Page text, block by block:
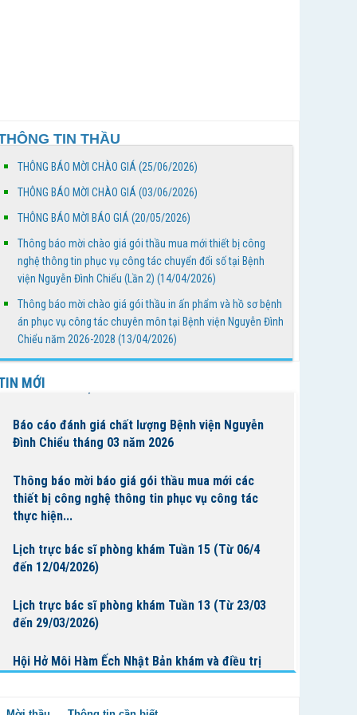
TIN THẦU
THÔNG BÁO MỜI CHÀO GIÁ (25/06/2026)
THÔNG BÁO MỜI CHÀO GIÁ (03/06/2026)
THÔNG BÁO MỜI BÁO GIÁ (20/05/2026)
Thông báo mời chào giá gói thầu mua mới thiết bị công
nghệ thông tin phục vụ công tác chuyển đổi số tại Bệnh
viện Nguyễn Đình Chiểu (Lần 2) (14/04/2026)
Thông báo mời chào giá gói thầu in ấn phẩm và hồ sơ bệnh
án phục vụ công tác chuyên môn tại Bệnh viện Nguyễn Đình
Chiểu năm 2026-2028 (13/04/2026)
MỚI
đổi số...
Thông báo mời chào giá gói thầu in ấn phẩm và
hồ sơ bệnh án phục vụ công tác chuyên môn tại
Bệnh...
BỆNH VIỆN NGUYỄN ĐÌNH CHIỂU TỔ CHỨC KHÁM
BỆNH VỀ NGUỒN NHÂN DỊP TẾT CHÔL CHNĂM
THMÂY NĂM 2026
Ngày Người khuyết tật Việt Nam 18/4/2026: Thúc
đẩy quyền tham gia – Kiến tạo đột phá phát triển
đến 19/4/2026)
Báo cáo đánh giá chất lượng Bệnh viện Nguyễn
Đình Chiểu tháng 03 năm 2026
Thông báo mời báo giá gói thầu mua mới các
thiết bị công nghệ thông tin phục vụ công tác
thực hiện...
Lịch trực bác sĩ phòng khám Tuần 15 (Từ 06/4
đến 12/04/2026)
Lịch trực bác sĩ phòng khám Tuần 13 (Từ 23/03
đến 29/03/2026)
Hội Hở Môi Hàm Ếch Nhật Bản khám và điều trị